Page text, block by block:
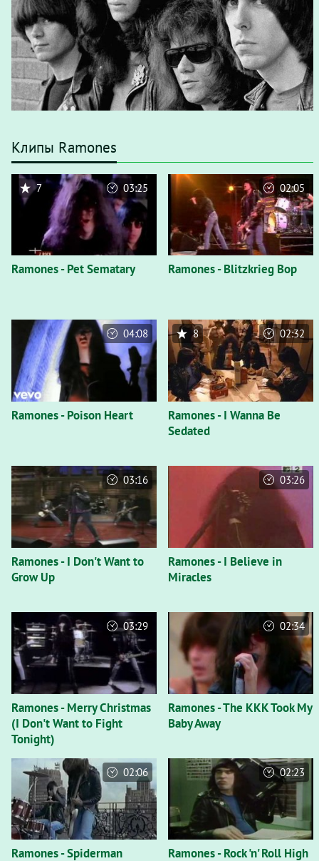
Клипы Ramones
Ramones - Pet Sematary
7 03:25
Ramones - Blitzkrieg Bop
02:05
Ramones - Poison Heart
04:08
Ramones - I Wanna Be
Sedated
8 02:32
Ramones - I Don't Want to
Grow Up
03:16
Ramones - I Believe in
Miracles
03:26
Ramones - Merry Christmas
(I Don't Want to Fight
Tonight)
03:29
Ramones - The KKK Took My
Baby Away
02:34
Ramones - Spiderman
02:06
Ramones - Rock 'n' Roll High
02:23